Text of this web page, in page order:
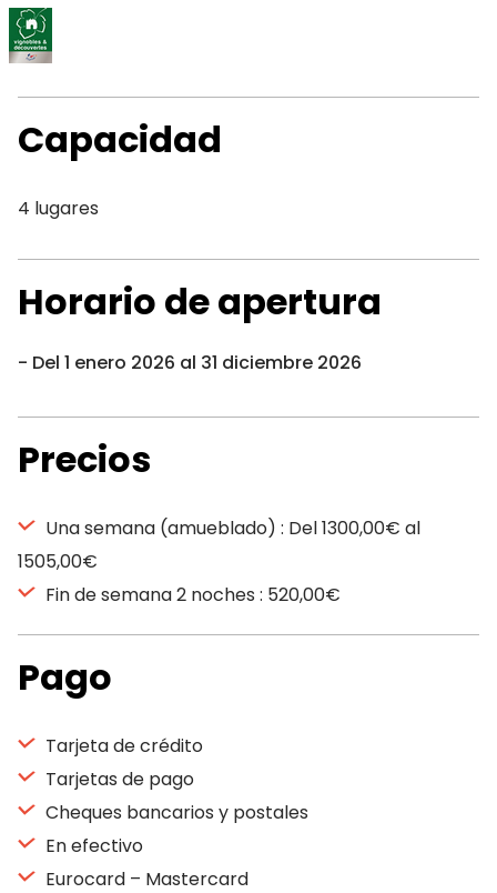
Capacidad
4 lugares
Horario de apertura
Del 1 enero 2026 al 31 diciembre 2026
Precios
Una semana (amueblado) : Del 1300,00€ al
1505,00€
Fin de semana 2 noches : 520,00€
Pago
Tarjeta de crédito
Tarjetas de pago
Cheques bancarios y postales
En efectivo
Eurocard – Mastercard